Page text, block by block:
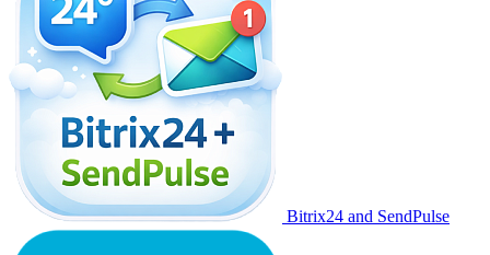
Bitrix24 and SendPulse